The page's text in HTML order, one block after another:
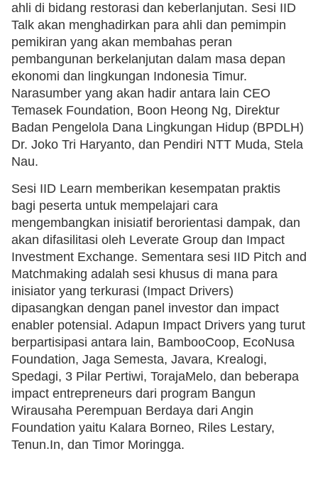
ahli di bidang restorasi dan keberlanjutan. Sesi IID
Talk akan menghadirkan para ahli dan pemimpin
pemikiran yang akan membahas peran
pembangunan berkelanjutan dalam masa depan
ekonomi dan lingkungan Indonesia Timur.
Narasumber yang akan hadir antara lain CEO
Temasek Foundation, Boon Heong Ng, Direktur
Badan Pengelola Dana Lingkungan Hidup (BPDLH)
Dr. Joko Tri Haryanto, dan Pendiri NTT Muda, Stela
Nau.
Sesi IID Learn memberikan kesempatan praktis
bagi peserta untuk mempelajari cara
mengembangkan inisiatif berorientasi dampak, dan
akan difasilitasi oleh Leverate Group dan Impact
Investment Exchange. Sementara sesi IID Pitch and
Matchmaking adalah sesi khusus di mana para
inisiator yang terkurasi (Impact Drivers)
dipasangkan dengan panel investor dan impact
enabler potensial. Adapun Impact Drivers yang turut
berpartisipasi antara lain, BambooCoop, EcoNusa
Foundation, Jaga Semesta, Javara, Krealogi,
Spedagi, 3 Pilar Pertiwi, TorajaMelo, dan beberapa
impact entrepreneurs dari program Bangun
Wirausaha Perempuan Berdaya dari Angin
Foundation yaitu Kalara Borneo, Riles Lestary,
Tenun.In, dan Timor Moringga.